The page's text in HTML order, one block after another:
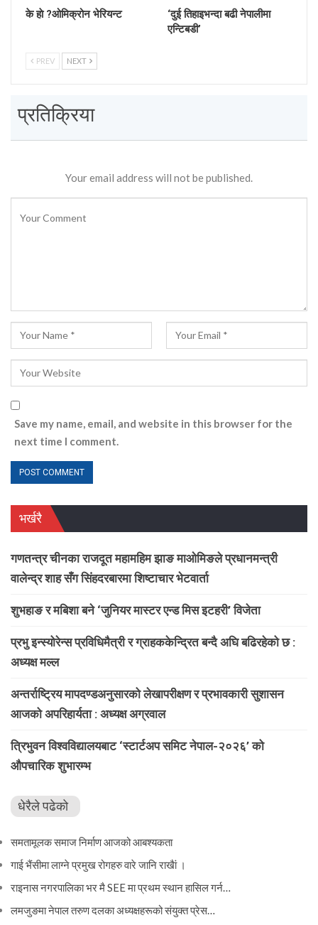
के हाे ?ओमिक्रोन भेरियन्ट
‘दुई तिहाइभन्दा बढी नेपालीमा
एन्टिबडी’
PREV NEXT
प्रतिक्रिया
Your email address will not be published.
Save my name, email, and website in this browser for the
next time I comment.
भर्खरै
गणतन्त्र चीनका राजदूत महामहिम झाङ माओमिङले प्रधानमन्त्री
वालेन्द्र शाह सँग सिंहदरबारमा शिष्टाचार भेटवार्ता
शुभहाङ र मबिशा बने ‘जुनियर मास्टर एन्ड मिस इटहरी’ विजेता
प्रभु इन्स्योरेन्स प्रविधिमैत्री र ग्राहककेन्द्रित बन्दै अघि बढिरहेको छ :
अध्यक्ष मल्ल
अन्तर्राष्ट्रिय मापदण्डअनुसारको लेखापरीक्षण र प्रभावकारी सुशासन
आजको अपरिहार्यता : अध्यक्ष अग्रवाल
त्रिभुवन विश्वविद्यालयबाट ‘स्टार्टअप समिट नेपाल-२०२६’ को
औपचारिक शुभारम्भ
धेरैले पढेको
समतामूलक समाज निर्माण आजको आबश्यकता
गाई भैंसीमा लाग्ने प्रमुख रोगहरु वारे जानि राखैां ।
राइनास नगरपालिका भर मै SEE मा प्रथम स्थान हासिल गर्न…
लमजुङमा नेपाल तरुण दलका अध्यक्षहरूको संयुक्त प्रेस…